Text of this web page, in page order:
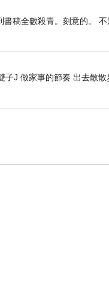
票價。
稿全數殺青。刻意的。 不
J 做家事的節奏 出去散